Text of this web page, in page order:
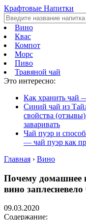
Крафтовые Напитки
Вино
Квас
Компот
Морс
Пиво
Травяной чай
Это интересно:
Как хранить чай
Синий чай из
свойства
заваривать
Чай пуэр и
— чай пуэр как
Главная › Вино
Почему домашнее
вино заплесневело
09.03.2020
Содержание: